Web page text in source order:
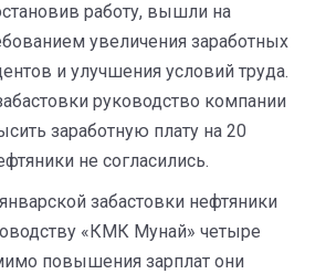
работу, вышли на
увеличения заработных
и улучшения условий труда.
руководство компании
заработную плату на 20
не согласились.
забастовки нефтяники
«КМК Мунай» четыре
повышения зарплат они